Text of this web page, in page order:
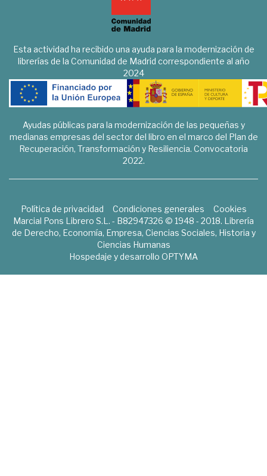
Esta actividad ha recibido una ayuda para la modernización de
librerías de la Comunidad de Madrid correspondiente al año
2024
Ayudas públicas para la modernización de las pequeñas y
medianas empresas del sector del libro en el marco del Plan de
Recuperación, Transformación y Resiliencia. Convocatoria
2022.
Política de privacidad Condiciones generales
Cookies
Marcial Pons Librero S.L. - B82947326 © 1948 - 2018. Librería
de Derecho, Economía, Empresa, Ciencias Sociales, Historia y
Ciencias Humanas
Hospedaje y desarrollo OPTYMA